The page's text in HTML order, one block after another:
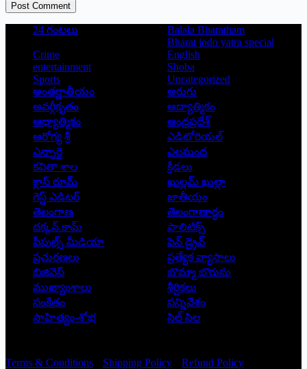
Post Comment
24 గంటలు
Balala Bharatham
Bharat jodo yatra special
Crime
English
entertainment
Shoba
Sports
Uncategorized
అంతర్జాతీయం
అరుగు
అవర్గీకృతం
ఆద్యాత్మికం
ఆధ్యాత్మికం
ఆంధ్రప్రదేశ్
ఆరోగ్య శ్రీ
ఎడిటోరియల్
ఎన్నారై
ఎలమంద
కవితా శాల
క్రీడలు
క్లాస్ రూమ్
ఖుల్లమ్ ఖుల్లా
గెస్ట్ ఎడిటర్
జాతీయం
తెలంగాణ
తెలంగాణార్థం
దక్కన్.కామ్
పాలిటిక్స్
పీపుల్స్ ‌మీడియా
పెన్ డ్రైవ్
ప్రచురణలు
ప్రత్యేక వ్యాసాలు
బిజినెస్
బొమ్మా బొరుసు
ముఖ్యాంశాలు
శీర్షికలు
సంకేతం
సన్నివేశం
సాహిత్యం-శోభ
సిల్ సిల
Terms & Conditions Shipping Policy
Refund Policy